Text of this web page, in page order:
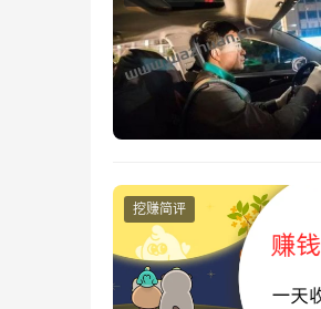
挖赚简评